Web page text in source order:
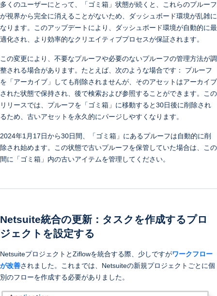
多くのユーザーにとって、「ゴミ箱」状態が続くと、これらのプルーフ
が視界から完全に消えることがないため、ダッシュボード環境が乱雑に
なります。このアップデートにより、ダッシュボード環境が自動的に最
適化され、より効率的なクリエイティブプロセスが保証されます。
この変更により、不要なプルーフや必要のないプルーフの管理方法が調
整される場合があります。たとえば、次のような場合です： プルーフ
を「アーカイブ」しても削除されませんが、そのアセットはアーカイブ
された状態で保持され、後で検索および参照することができます。この
リリースでは、プルーフを「ゴミ箱」に移動すると30日後に削除され
るため、古いアセットを永久的にパージしやすくなります。
2024年1月17日から30日間、「ゴミ箱」にあるプルーフは自動的に削
除され始めます。この状態で古いプルーフを保管していた場合は、この
間に「ゴミ箱」内の古いアイテムを管理してください。
Netsuite統合の更新：タスクを作成するプロ
ジェクトを設定する
NetsuiteプロジェクトとZiflowを統合する際、少しですがワークフロー
が改善されました。これまでは、Netsuiteの新規プロジェクトごとに個
別のフローを作成する必要がありました。